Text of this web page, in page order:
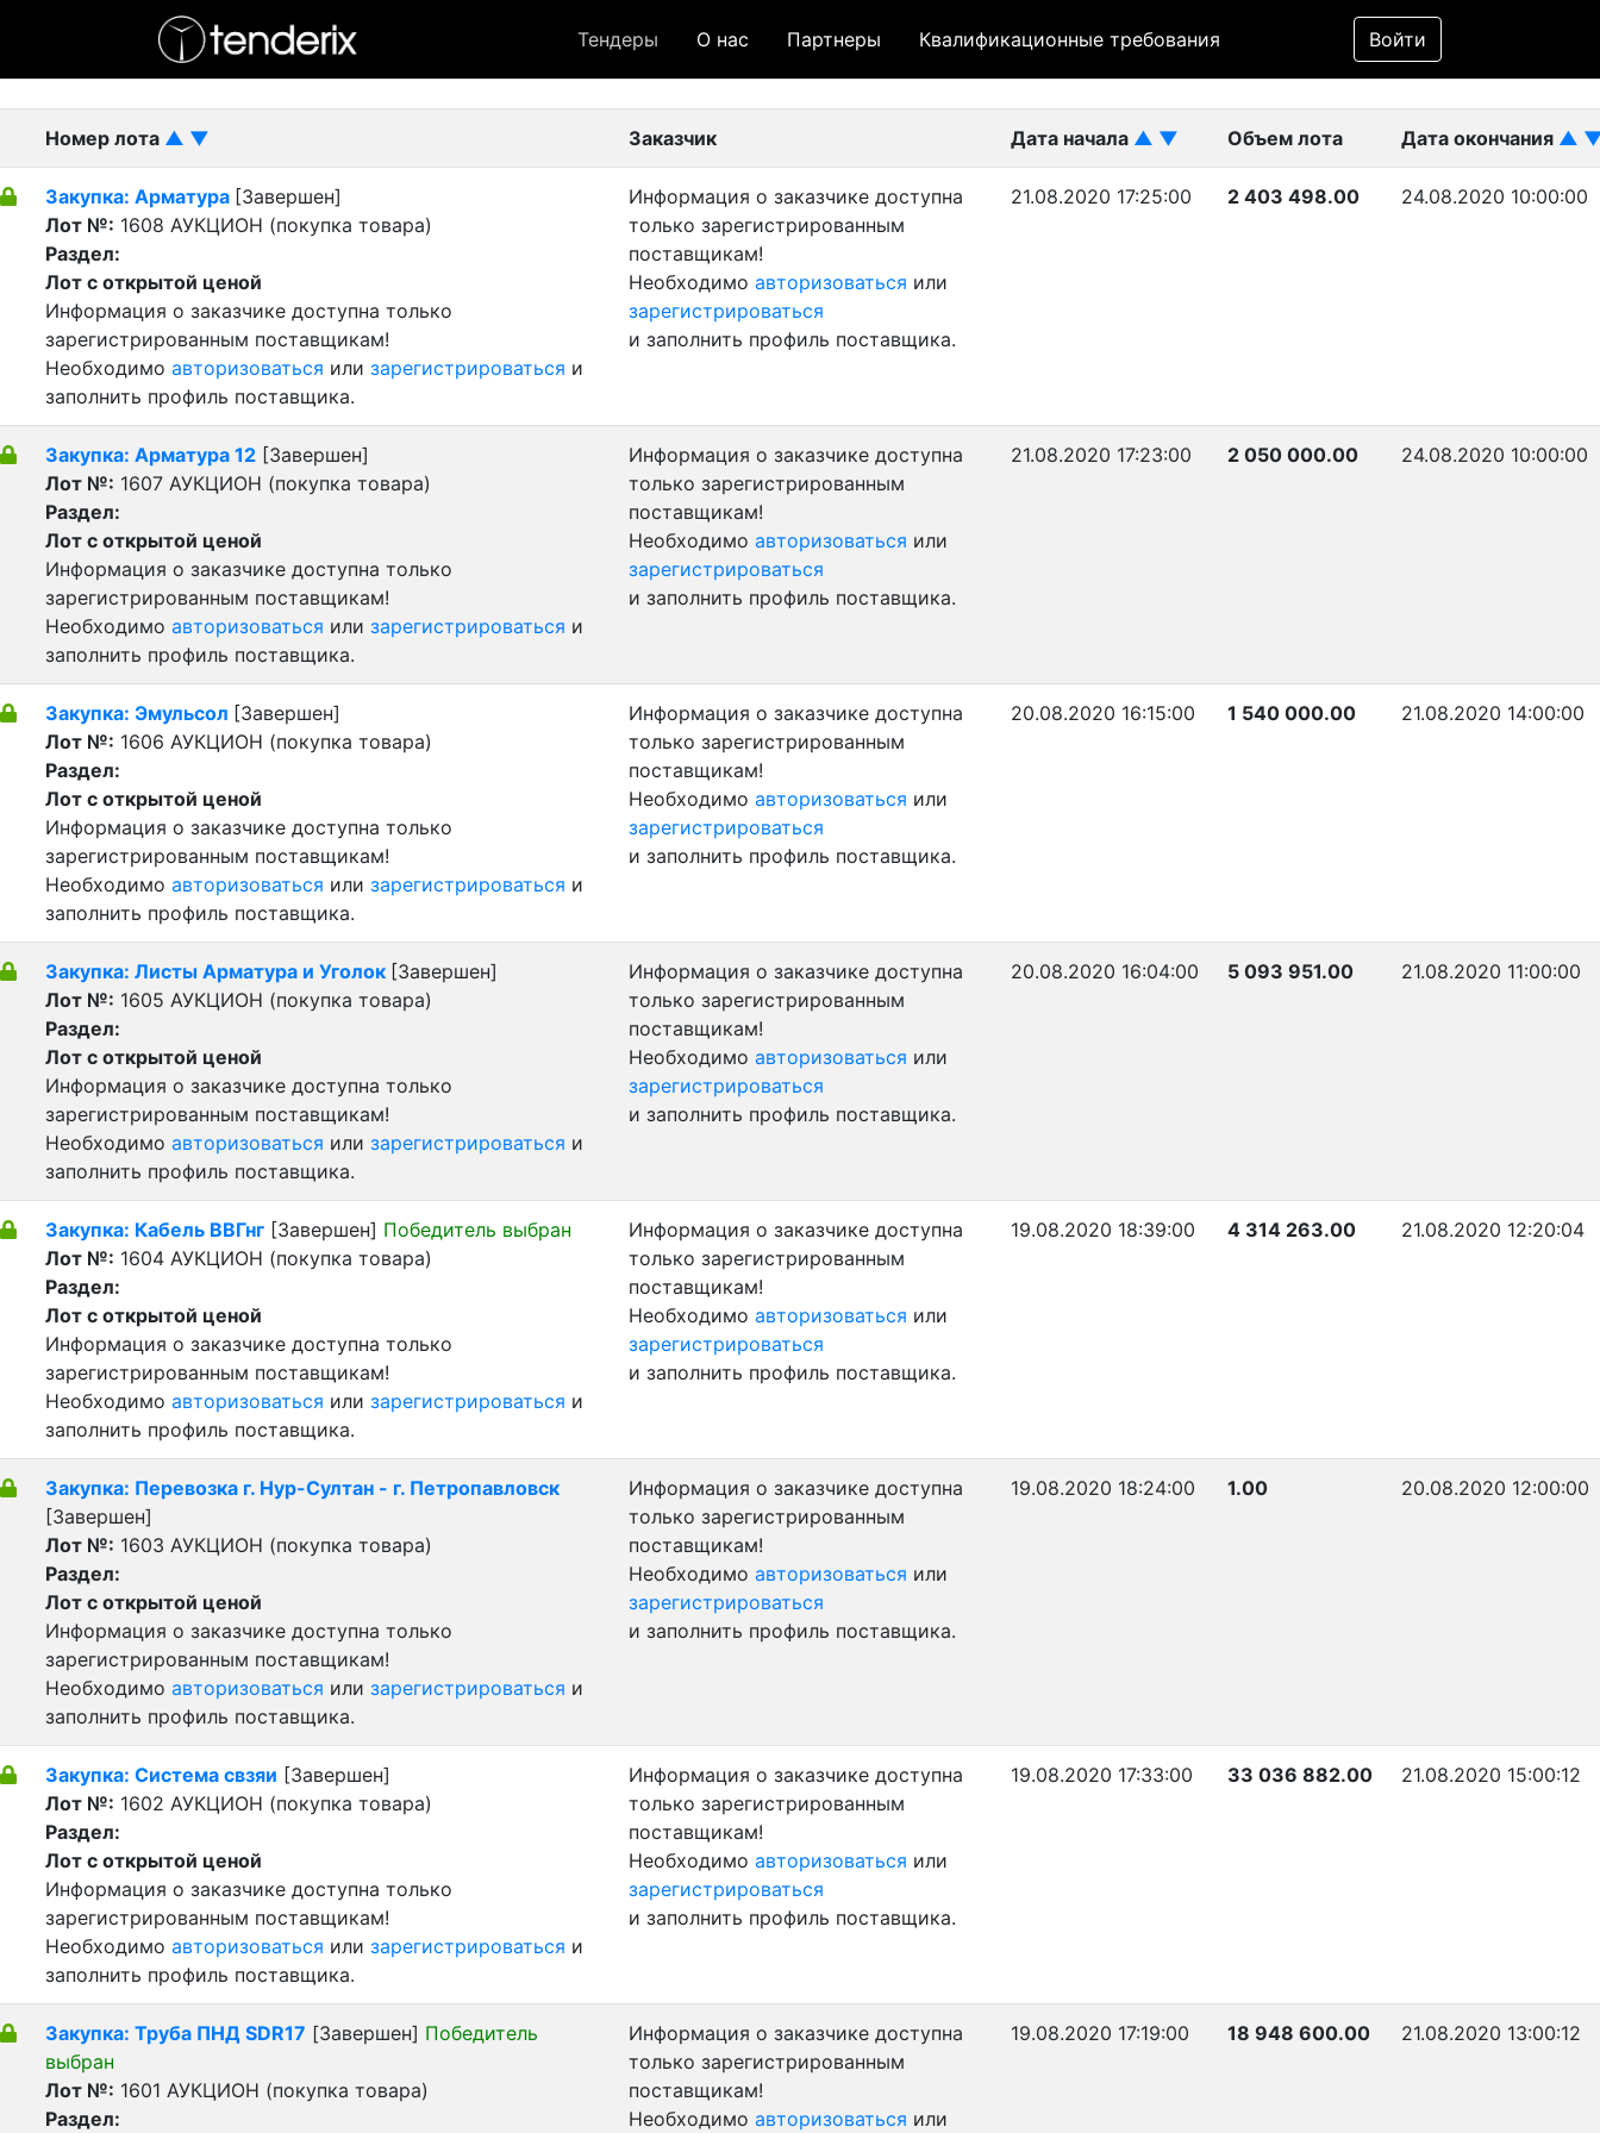
Тендеры О нас Партнеры Квалификационные требования Войти
Фильтр
- Завершенный лот
Номер лота ▲ ▼ Заказчик Дата начала ▲ ▼ Объем лота Дата окончания ▲
Закупка: Арматура [Завершен]
Лот №: 1608 АУКЦИОН (покупка товара)
Раздел:
Лот с открытой ценой
Информация о заказчике доступна только
зарегистрированным поставщикам!
Необходимо авторизоваться или зарегистрироваться и
заполнить профиль поставщика.
Информация о заказчике доступна
только зарегистрированным
поставщикам!
Необходимо авторизоваться или
зарегистрироваться
и заполнить профиль поставщика.
21.08.2020 17:25:00 2 403 498.00 24.08.2020 10:00:00
Закупка: Арматура 12 [Завершен]
Лот №: 1607 АУКЦИОН (покупка товара)
Раздел:
Лот с открытой ценой
Информация о заказчике доступна только
зарегистрированным поставщикам!
Необходимо авторизоваться или зарегистрироваться и
заполнить профиль поставщика.
Информация о заказчике доступна
только зарегистрированным
поставщикам!
Необходимо авторизоваться или
зарегистрироваться
и заполнить профиль поставщика.
21.08.2020 17:23:00 2 050 000.00 24.08.2020 10:00:00
Закупка: Эмульсол [Завершен]
Лот №: 1606 АУКЦИОН (покупка товара)
Раздел:
Лот с открытой ценой
Информация о заказчике доступна только
зарегистрированным поставщикам!
Необходимо авторизоваться или зарегистрироваться и
заполнить профиль поставщика.
Информация о заказчике доступна
только зарегистрированным
поставщикам!
Необходимо авторизоваться или
зарегистрироваться
и заполнить профиль поставщика.
20.08.2020 16:15:00 1 540 000.00 21.08.2020 14:00:00
Закупка: Листы Арматура и Уголок [Завершен]
Лот №: 1605 АУКЦИОН (покупка товара)
Раздел:
Лот с открытой ценой
Информация о заказчике доступна только
зарегистрированным поставщикам!
Необходимо авторизоваться или зарегистрироваться и
заполнить профиль поставщика.
Информация о заказчике доступна
только зарегистрированным
поставщикам!
Необходимо авторизоваться или
зарегистрироваться
и заполнить профиль поставщика.
20.08.2020 16:04:00 5 093 951.00 21.08.2020 11:00:00
Закупка: Кабель ВВГнг [Завершен] Победитель выбран
Лот №: 1604 АУКЦИОН (покупка товара)
Раздел:
Лот с открытой ценой
Информация о заказчике доступна только
зарегистрированным поставщикам!
Необходимо авторизоваться или зарегистрироваться и
заполнить профиль поставщика.
Информация о заказчике доступна
только зарегистрированным
поставщикам!
Необходимо авторизоваться или
зарегистрироваться
и заполнить профиль поставщика.
19.08.2020 18:39:00 4 314 263.00 21.08.2020 12:20:04
Закупка: Перевозка г. Нур-Султан - г. Петропавловск
[Завершен]
Лот №: 1603 АУКЦИОН (покупка товара)
Раздел:
Лот с открытой ценой
Информация о заказчике доступна только
зарегистрированным поставщикам!
Необходимо авторизоваться или зарегистрироваться и
заполнить профиль поставщика.
Информация о заказчике доступна
только зарегистрированным
поставщикам!
Необходимо авторизоваться или
зарегистрироваться
и заполнить профиль поставщика.
19.08.2020 18:24:00 1.00 20.08.2020 12:00:00
Закупка: Система свзяи [Завершен]
Лот №: 1602 АУКЦИОН (покупка товара)
Раздел:
Лот с открытой ценой
Информация о заказчике доступна только
зарегистрированным поставщикам!
Необходимо авторизоваться или зарегистрироваться и
заполнить профиль поставщика.
Информация о заказчике доступна
только зарегистрированным
поставщикам!
Необходимо авторизоваться или
зарегистрироваться
и заполнить профиль поставщика.
19.08.2020 17:33:00 33 036 882.00 21.08.2020 15:00:12
Закупка: Труба ПНД SDR17 [Завершен] Победитель
выбран
Лот №: 1601 АУКЦИОН (покупка товара)
Раздел:
Информация о заказчике доступна
только зарегистрированным
поставщикам!
Необходимо авторизоваться или
19.08.2020 17:19:00 18 948 600.00 21.08.2020 13:00:12